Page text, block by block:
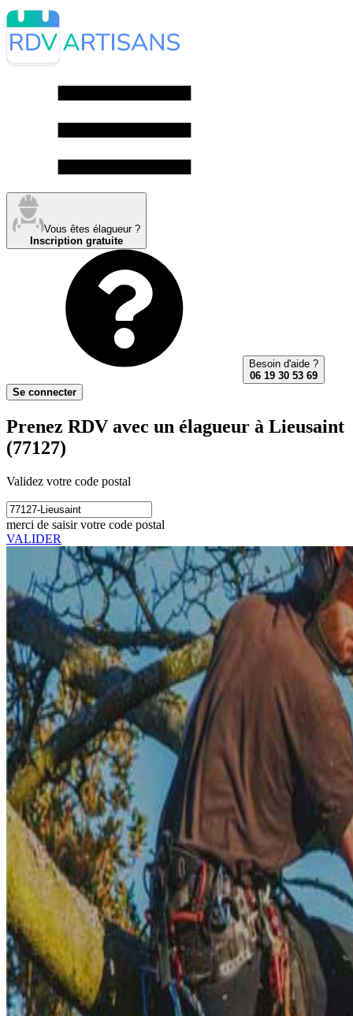
Vous êtes élagueur ?
Inscription gratuite
Besoin d'aide ?
06 19 30 53 69
Se connecter
Prenez RDV avec un élagueur à Lieusaint
(77127)
Validez votre code postal
merci de saisir votre code postal
VALIDER